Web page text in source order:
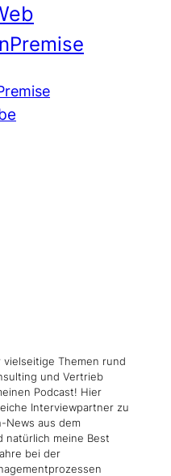
Themen rund
und Vertrieb
Podcast! Hier
Interviewpartner zu
News aus dem
natürlich meine Best
bei der